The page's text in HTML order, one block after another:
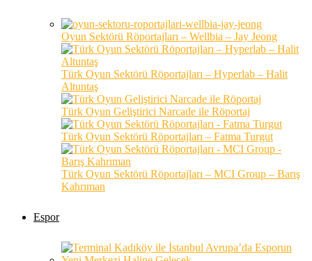
Oyun Sektörü Röportajları – Wellbia – Jay Jeong
Türk Oyun Sektörü Röportajları – Hyperlab – Halit
Altuntaş
Türk Oyun Geliştirici Narcade ile Röportaj
Türk Oyun Sektörü Röportajları – Fatma Turgut
Türk Oyun Sektörü Röportajları – MCI Group – Barış
Kahrıman
Espor